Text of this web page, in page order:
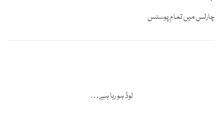
چارلسمیں تمام پوسٹس
لوڈ ہو رہا ہے…